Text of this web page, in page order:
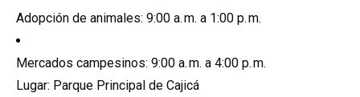
Adopción de animales: 9:00 a. m. a 1:00 p. m.
Mercados campesinos: 9:00 a. m. a 4:00 p. m.
Lugar: Parque Principal de Cajicá